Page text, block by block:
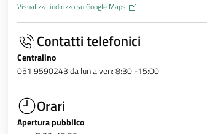
Visualizza indirizzo su Google Maps
Contatti telefonici
Centralino
051 9590243 da lun a ven: 8:30 -15:00
Orari
Apertura pubblico